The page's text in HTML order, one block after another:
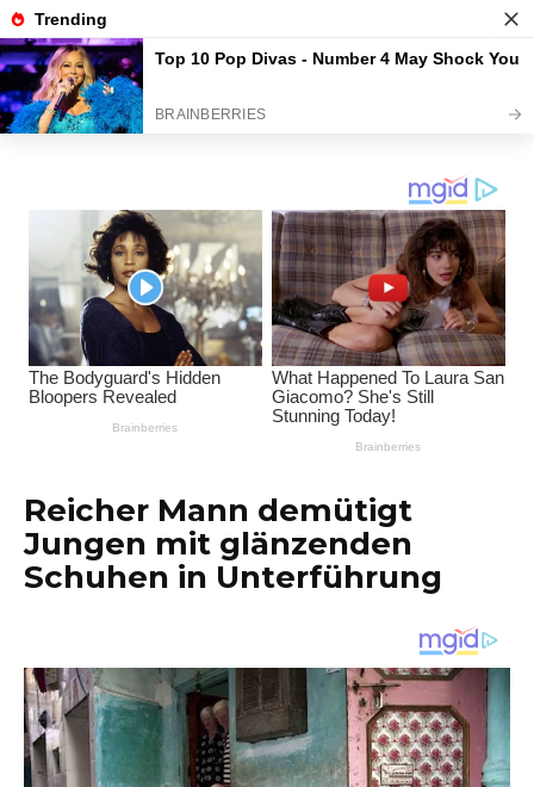
Перейти
к
содержанию
Interessante Themen
Unterhaltungsplattform
Reicher Mann demütigt
Jungen mit glänzenden
Schuhen in Unterführung